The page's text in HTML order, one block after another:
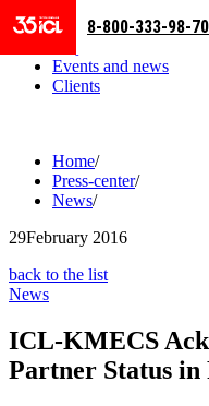
Business areas
Events and news
Clients
8-800-333-98-70
Home/
Press-center/
News/
29February 2016
back to the list
News
ICL-KMECS
Partner Status in